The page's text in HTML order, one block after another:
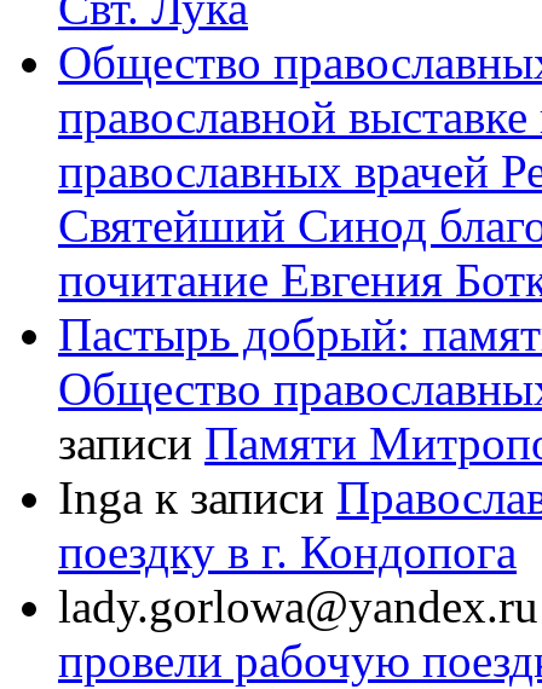
Общество
православной
православных врачей
Святейший Синод
почитание Евгения
Пастырь добрый:
Общество
записи Памяти
Inga к записи
поездку в г. Кондопога
lady.gorlowa@yandex.ru
провели рабочую